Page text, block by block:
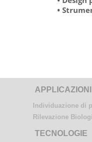
•
APPLICAZIONI
TECNOLOGIE
Individuazione di
Rilevazione